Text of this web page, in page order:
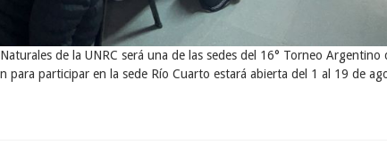
de la UNRC será una de las sedes del 16° Torneo
para participar en la sede Río Cuarto estará abierta del 1 al 19 de